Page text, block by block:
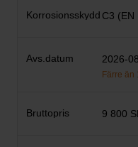
C3 (EN
2026-
Färre än
9 800